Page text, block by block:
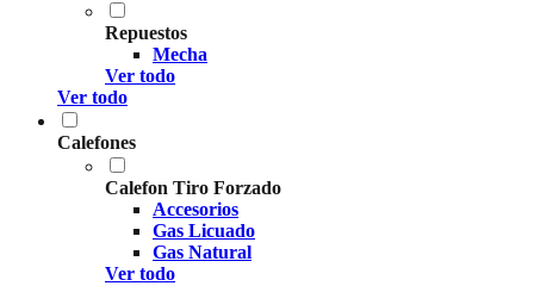
Repuestos
Mecha
Ver todo
Ver todo
Calefones
Calefon Tiro Forzado
Accesorios
Gas Licuado
Gas Natural
Ver todo